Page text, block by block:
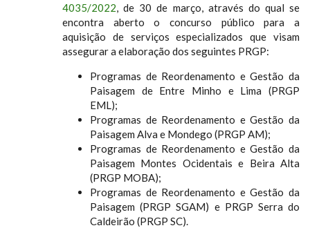
4035/2022, de 30 de março, através do qual se
encontra aberto o concurso público para a
aquisição de serviços especializados que visam
assegurar a elaboração dos seguintes PRGP:
Programas de Reordenamento e Gestão da
Paisagem de Entre Minho e Lima (PRGP
EML);
Programas de Reordenamento e Gestão da
Paisagem Alva e Mondego (PRGP AM);
Programas de Reordenamento e Gestão da
Paisagem Montes Ocidentais e Beira Alta
(PRGP MOBA);
Programas de Reordenamento e Gestão da
Paisagem (PRGP SGAM) e PRGP Serra do
Caldeirão (PRGP SC).